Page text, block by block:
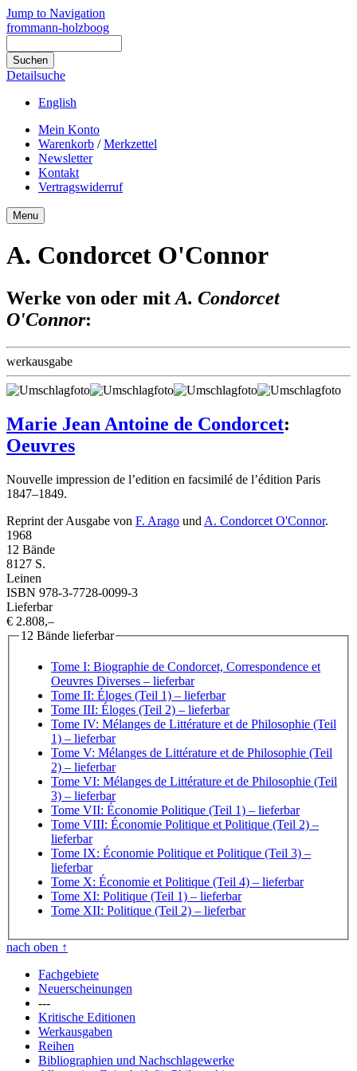
Jump to Navigation
frommann-holzboog
Detailsuche
English
Mein Konto
Warenkorb /Merkzettel
Newsletter
Kontakt
Vertragswiderruf
Menu
A. Condorcet O'Connor
Werke von oder mit A. Condorcet
O'Connor:
werkausgabe
Marie Jean Antoine de Condorcet:
Oeuvres
Nouvelle impression de l’edition en facsimilé de l’édition Paris
1847–1849.
Reprint der Ausgabe von F. Arago und A. Condorcet O'Connor.
1968
12 Bände
8127 S.
Leinen
ISBN 978-3-7728-0099-3
Lieferbar
€ 2.808,–
12 Bände lieferbar
Tome I: Biographie de Condorcet, Correspondence et
Oeuvres Diverses – lieferbar
Tome II: Éloges (Teil 1) – lieferbar
Tome III: Éloges (Teil 2) – lieferbar
Tome IV: Mélanges de Littérature et de Philosophie (Teil
1) – lieferbar
Tome V: Mélanges de Littérature et de Philosophie (Teil
2) – lieferbar
Tome VI: Mélanges de Littérature et de Philosophie (Teil
3) – lieferbar
Tome VII: Économie Politique (Teil 1) – lieferbar
Tome VIII: Économie Politique et Politique (Teil 2) –
lieferbar
Tome IX: Économie Politique et Politique (Teil 3) –
lieferbar
Tome X: Économie et Politique (Teil 4) – lieferbar
Tome XI: Politique (Teil 1) – lieferbar
Tome XII: Politique (Teil 2) – lieferbar
nach oben ↑
Fachgebiete
Neuerscheinungen
---
Kritische Editionen
Werkausgaben
Reihen
Bibliographien und Nachschlagewerke